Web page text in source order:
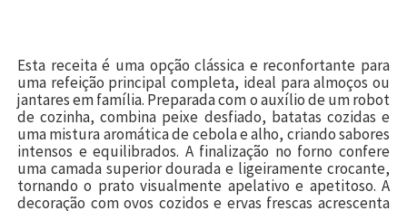
Esta receita é uma opção clássica e reconfortante para
uma refeição principal completa, ideal para almoços ou
jantares em família. Preparada com o auxílio de um robot
de cozinha, combina peixe desfiado, batatas cozidas e
uma mistura aromática de cebola e alho, criando sabores
intensos e equilibrados. A finalização no forno confere
uma camada superior dourada e ligeiramente crocante,
tornando o prato visualmente apelativo e apetitoso. A
decoração com ovos cozidos e ervas frescas acrescenta